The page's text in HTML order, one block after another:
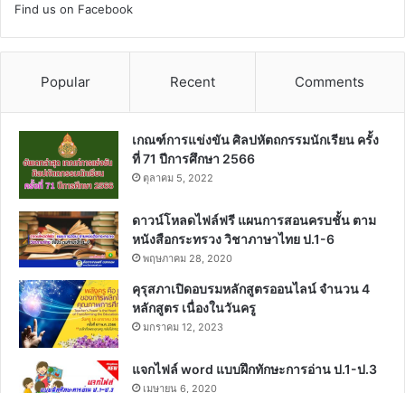
Find us on Facebook
Popular Recent Comments
เกณฑ์การแข่งขัน ศิลปหัตถกรรมนักเรียน ครั้ง
ที่ 71 ปีการศึกษา 2566
ตุลาคม 5, 2022
ดาวน์โหลดไฟล์ฟรี แผนการสอนครบชั้น ตาม
หนังสือกระทรวง วิชาภาษาไทย ป.1-6
พฤษภาคม 28, 2020
คุรุสภาเปิดอบรมหลักสูตรออนไลน์ จำนวน 4
หลักสูตร เนื่องในวันครู
มกราคม 12, 2023
แจกไฟล์ word แบบฝึกทักษะการอ่าน ป.1-ป.3
เมษายน 6, 2020